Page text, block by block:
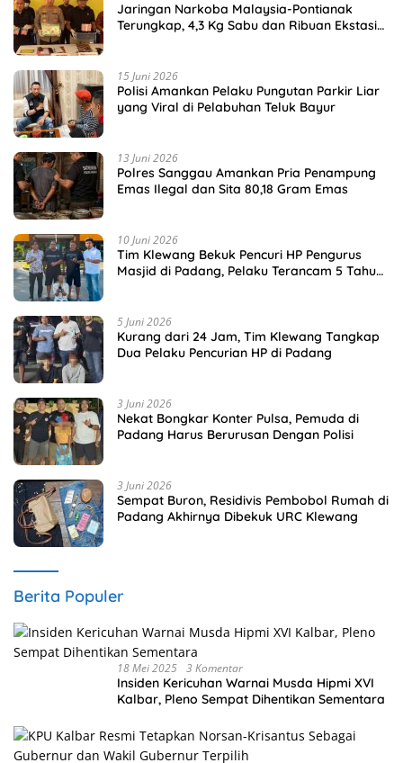
Jaringan Narkoba Malaysia-Pontianak
Terungkap, 4,3 Kg Sabu dan Ribuan Ekstasi
15 Juni 2026
Polisi Amankan Pelaku Pungutan Parkir Liar
yang Viral di Pelabuhan Teluk Bayur
13 Juni 2026
Polres Sanggau Amankan Pria Penampung
Emas Ilegal dan Sita 80,18 Gram Emas
10 Juni 2026
Tim Klewang Bekuk Pencuri HP Pengurus
Masjid di Padang, Pelaku Terancam 5 Tahun
5 Juni 2026
Kurang dari 24 Jam, Tim Klewang Tangkap
Dua Pelaku Pencurian HP di Padang
3 Juni 2026
Nekat Bongkar Konter Pulsa, Pemuda di
Padang Harus Berurusan Dengan Polisi
3 Juni 2026
Sempat Buron, Residivis Pembobol Rumah di
Padang Akhirnya Dibekuk URC Klewang
Berita Populer
18 Mei 2025 3 Komentar
Insiden Kericuhan Warnai Musda Hipmi XVI
Kalbar, Pleno Sempat Dihentikan Sementara